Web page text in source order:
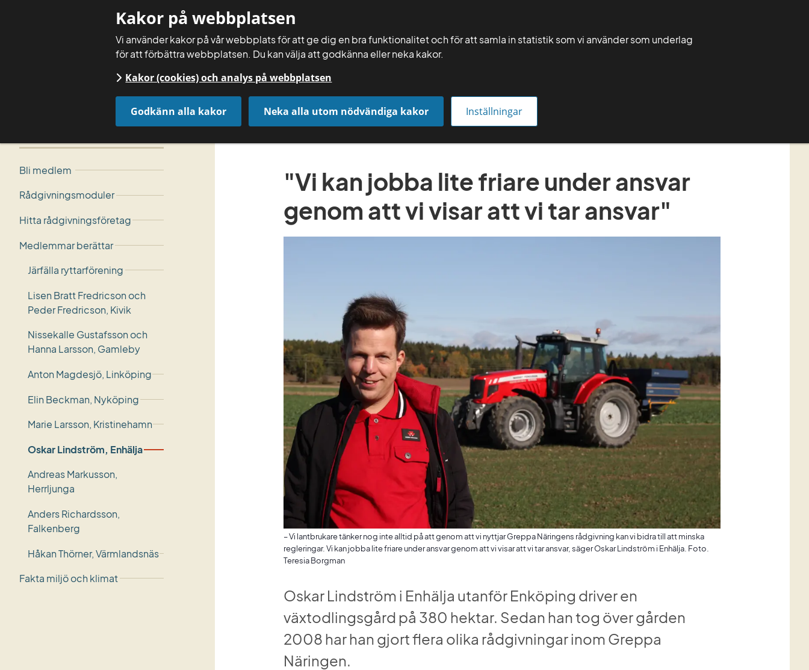
Kakor på webbplatsen
Vi använder kakor på vår webbplats för att ge dig en bra funktionalitet och för att samla in statistik som vi använder som underlag
för att förbättra webbplatsen. Du kan välja att godkänna eller neka kakor.
Kakor (cookies) och analys på webbplatsen
Godkänn alla kakor Neka alla utom nödvändiga kakor Inställningar
län
Få rådgivning
"Vi kan jobba lite friare under ansvar
genom att vi visar att vi tar ansvar"
– Vi lantbrukare tänker nog inte alltid på att genom att vi nyttjar Greppa Näringens rådgivning kan vi bidra till att minska
regleringar. Vi kan jobba lite friare under ansvar genom att vi visar att vi tar ansvar, säger Oskar Lindström i Enhälja. Foto.
Teresia Borgman
Oskar Lindström i Enhälja utanför Enköping driver en
växtodlingsgård på 380 hektar. Sedan han tog över gården
2008 har han gjort flera olika rådgivningar inom Greppa
Näringen.
Bli medlem
Rådgivningsmoduler
Hitta rådgivningsföretag
Medlemmar berättar
Järfälla ryttarförening
Lisen Bratt Fredricson och
Peder Fredricson, Kivik
Nissekalle Gustafsson och
Hanna Larsson, Gamleby
Anton Magdesjö, Linköping
Elin Beckman, Nyköping
Marie Larsson, Kristinehamn
Oskar Lindström, Enhälja
Andreas Markusson,
Herrljunga
Anders Richardsson,
Falkenberg
Håkan Thörner, Värmlandsnäs
Fakta miljö och klimat